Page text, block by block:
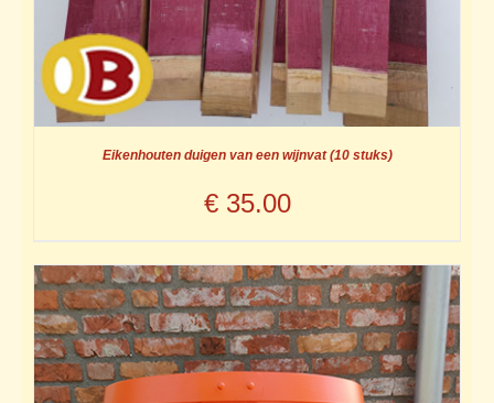
Eikenhouten duigen van een wijnvat (10 stuks)
€35.00